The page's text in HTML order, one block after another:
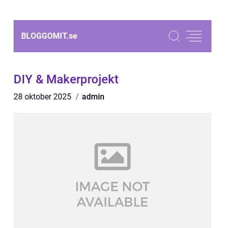
BLOGGOMIT.se
DIY & Makerprojekt
28 oktober 2025 admin